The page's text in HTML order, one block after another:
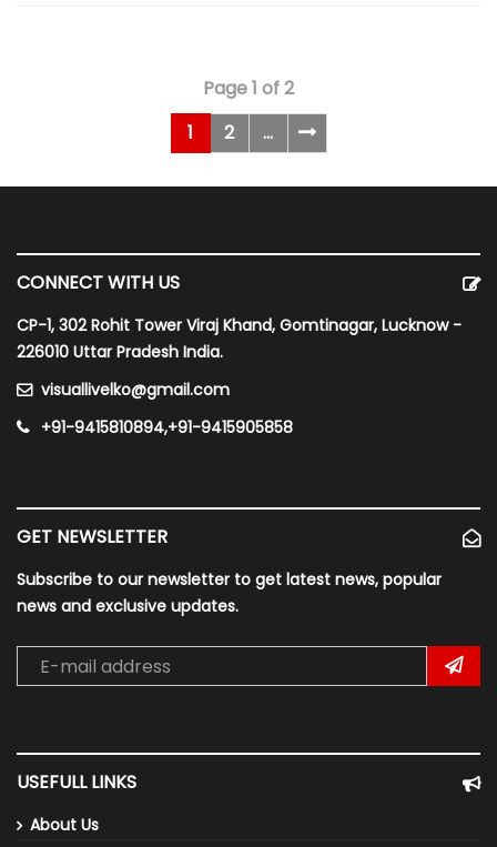
Page 1 of 2
1
2 ...
CONNECT WITH US
CP-1, 302 Rohit Tower Viraj Khand, Gomtinagar, Lucknow -
226010 Uttar Pradesh India.
visuallivelko@gmail.com
+91-9415810894,+91-9415905858
GET NEWSLETTER
Subscribe to our newsletter to get latest news, popular
news and exclusive updates.
USEFULL LINKS
About Us